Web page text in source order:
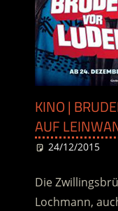
KINO |
AUF
24/12/2015
Die
Lochmann,